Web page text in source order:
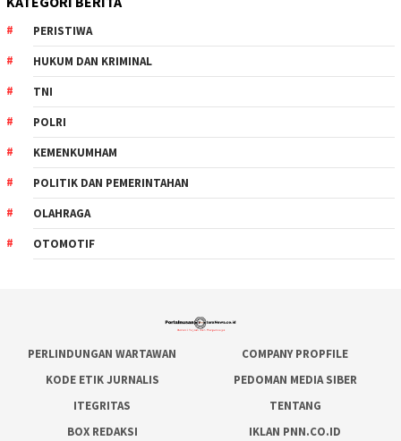
PERISTIWA
HUKUM DAN KRIMINAL
TNI
POLRI
KEMENKUMHAM
POLITIK DAN PEMERINTAHAN
OLAHRAGA
OTOMOTIF
PERLINDUNGAN WARTAWAN
COMPANY PROPFILE
KODE ETIK JURNALIS
PEDOMAN MEDIA SIBER
ITEGRITAS
TENTANG
BOX REDAKSI
IKLAN PNN.CO.ID